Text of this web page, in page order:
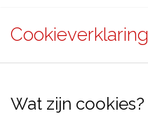
Cookieverklaring
Wat zijn cookies?